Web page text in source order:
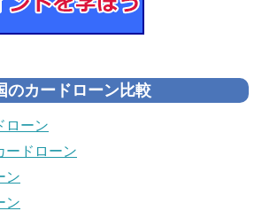
のカードローン比較
ローン
ードローン
ン
ン